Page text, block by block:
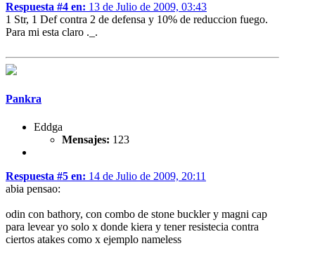
Respuesta #4 en: 13 de Julio de 2009, 03:43
1 Str, 1 Def contra 2 de defensa y 10% de reduccion fuego.
Para mi esta claro ._.
Pankra
Eddga
Mensajes: 123
Respuesta #5 en: 14 de Julio de 2009, 20:11
abia pensao:
odin con bathory, con combo de stone buckler y magni cap
para levear yo solo x donde kiera y tener resistecia contra
ciertos atakes como x ejemplo nameless